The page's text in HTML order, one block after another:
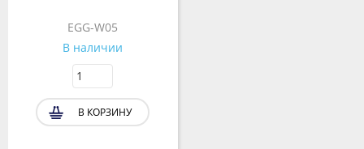
EGG-W05
В наличии
В КОРЗИНУ